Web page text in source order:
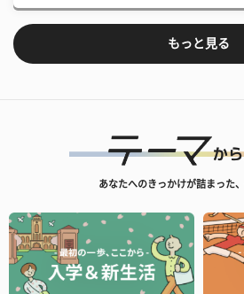
もっと見る
あなたへのきっかけが詰まった